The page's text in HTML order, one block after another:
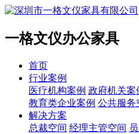
一格文仪办公家具
首页
行业案例
医疗机构案例 政府机关案
教育类企业案例 公共服务
解决方案
总裁空间 经理主管空间